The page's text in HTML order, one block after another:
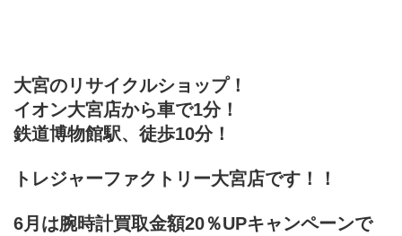
大宮のリサイクルショップ！
イオン大宮店から車で1分！
鉄道博物館駅、徒歩10分！
トレジャーファクトリー大宮店です！！
6月は腕時計買取金額20％UPキャンペーンで